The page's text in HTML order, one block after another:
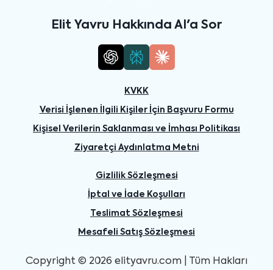
Elit Yavru Hakkında AI'a Sor
KVKK
Verisi İşlenen İlgili Kişiler İçin Başvuru Formu
Kişisel Verilerin Saklanması ve İmhası Politikası
Ziyaretçi Aydınlatma Metni
Gizlilik Sözleşmesi
İptal ve İade Koşulları
Teslimat Sözleşmesi
Mesafeli Satış Sözleşmesi
Copyright © 2026 elityavru.com | Tüm Hakları